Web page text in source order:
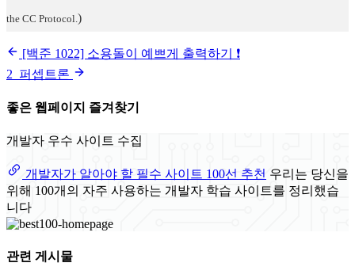
the CC Protocol. )
[백준 1022] 소용돌이 예쁘게 출력하기 ❗️
2_퍼셉트론
좋은 웹페이지 즐겨찾기
개발자 우수 사이트 수집
개발자가 알아야 할 필수 사이트 100선 추천 우리는 당신을
위해 100개의 자주 사용하는 개발자 학습 사이트를 정리했습
니다
관련 게시물